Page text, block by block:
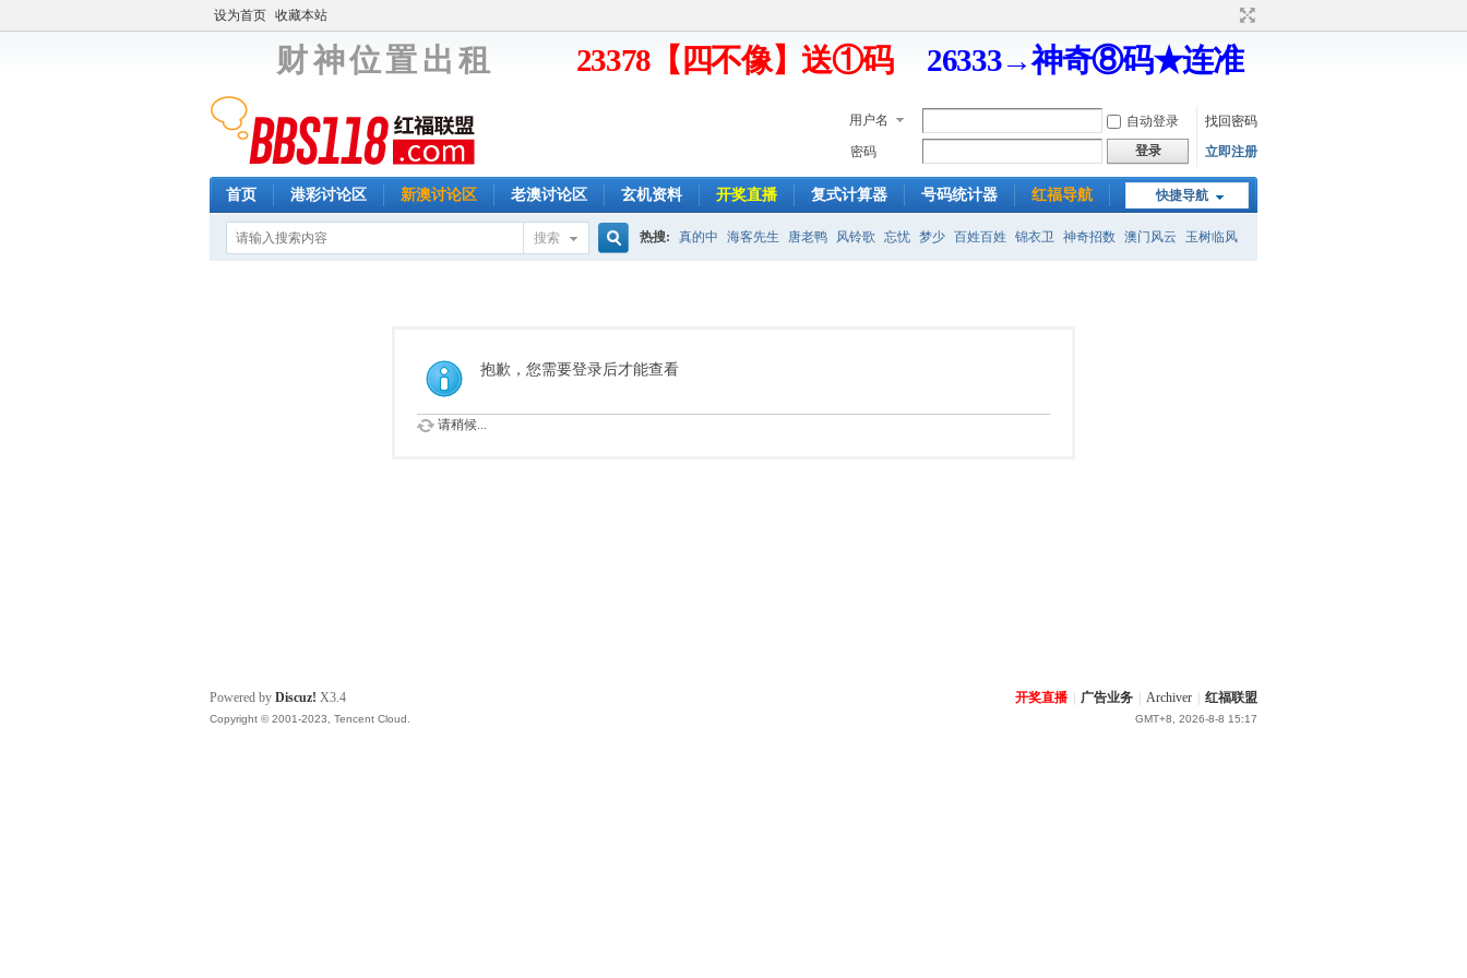
设为首页 收藏本站
财 神 位 置 出 租 23378【四不像】送①码 26333→神奇⑧码★连准
用户名 自动登录
找回密码
密码
登录 立即注册
快捷导航
首页 港彩讨论区 新澳讨论区 老澳讨论区 玄机资料 开奖直播 复式计算器 号码统计器 红福导航
搜索
索
热搜: 真的中 海客先生 唐老鸭 风铃歌 忘忧 梦少 百姓百姓 锦衣卫 神奇招数 澳门风云 玉树临风
抱歉，您需要登录后才能查看
请稍候...
开奖直播 广告业务 Archiver 红福联盟
GMT+8, 2026-8-8 15:17
Powered by Discuz! X3.4
Copyright © 2001-2023, Tencent Cloud.